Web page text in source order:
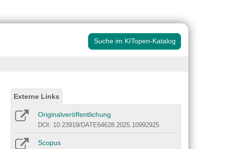
Suche im KITopen-Katalog
Externe Links
Originalveröffentlichung
DOI: 10.23919/DATE64628.2025.10992925
Scopus